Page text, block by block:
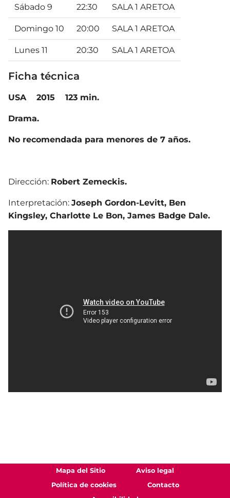
Sábado 9 22:30 SALA 1 ARETOA
Domingo 10 20:00 SALA 1 ARETOA
Lunes 11 20:30 SALA 1 ARETOA
Ficha técnica
USA 2015 123 min.
Drama.
No recomendada para menores de 7 años.
Dirección: Robert Zemeckis.
Interpretación: Joseph Gordon-Levitt, Ben
Kingsley, Charlotte Le Bon, James Badge Dale.
Mapa del Sitio
Aviso legal
Política de cookies
Contacto